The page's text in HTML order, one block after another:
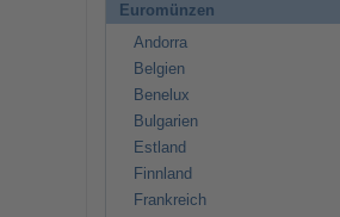
Euromünzen
Andorra
Belgien
Benelux
Bulgarien
Estland
Finnland
Frankreich